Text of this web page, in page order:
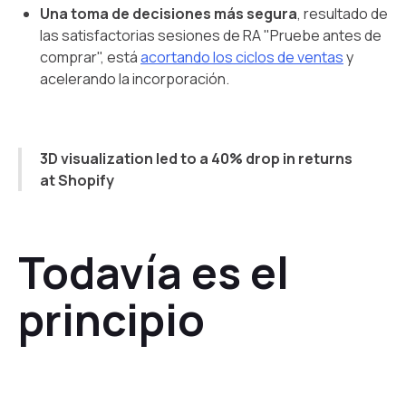
Una toma de decisiones más segura, resultado de
las satisfactorias sesiones de RA "Pruebe antes de
comprar", estáacortando los ciclos de ventasy
acelerando la incorporación.
3D visualization led to a 40% drop in returns
at Shopify
Todavía es el
principio